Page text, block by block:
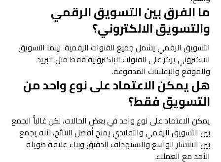
ما الفرق بين التسويق الرقمي
والتسويق الالكتروني؟
التسويق الرقمي يشمل جميع القنوات الرقمية بينما التسويق
الالكتروني يركز على القنوات الإلكترونية فقط مثل البريد
والموقع والإعلانات المدفوعة.
هل يمكن الاعتماد على نوع واحد من
التسويق فقط؟
يمكن الاعتماد على نوع واحد في بعض الحالات، لكن غالباًُ الجمع
بين التسويق الرقمي والتقليدي يمنح أفضل النتائج، لأنه يجمع
بين الانتشار الواسع والاستهداف الدقيق وبناء علاقة طويلة
الأمد مع العملاء.